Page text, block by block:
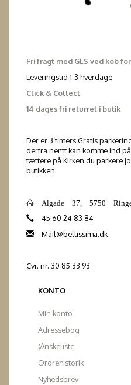
Fri fragt med GLS ved køb
Leveringstid 1-3 hverdage
Click & Collect
14 dages fri returret i butik
Der er 3 timers Gratis
derfra nemt kan komme ind
tættere på Kirken du parkere
butikken.
Algade 37, 5750
45 60 24 83 84
Mail@bellissima.dk
Cvr. nr. 30 85 33 93
KONTO
Min konto
Adressebog
Ønskeliste
Ordrehistorik
Nyhedsbrev